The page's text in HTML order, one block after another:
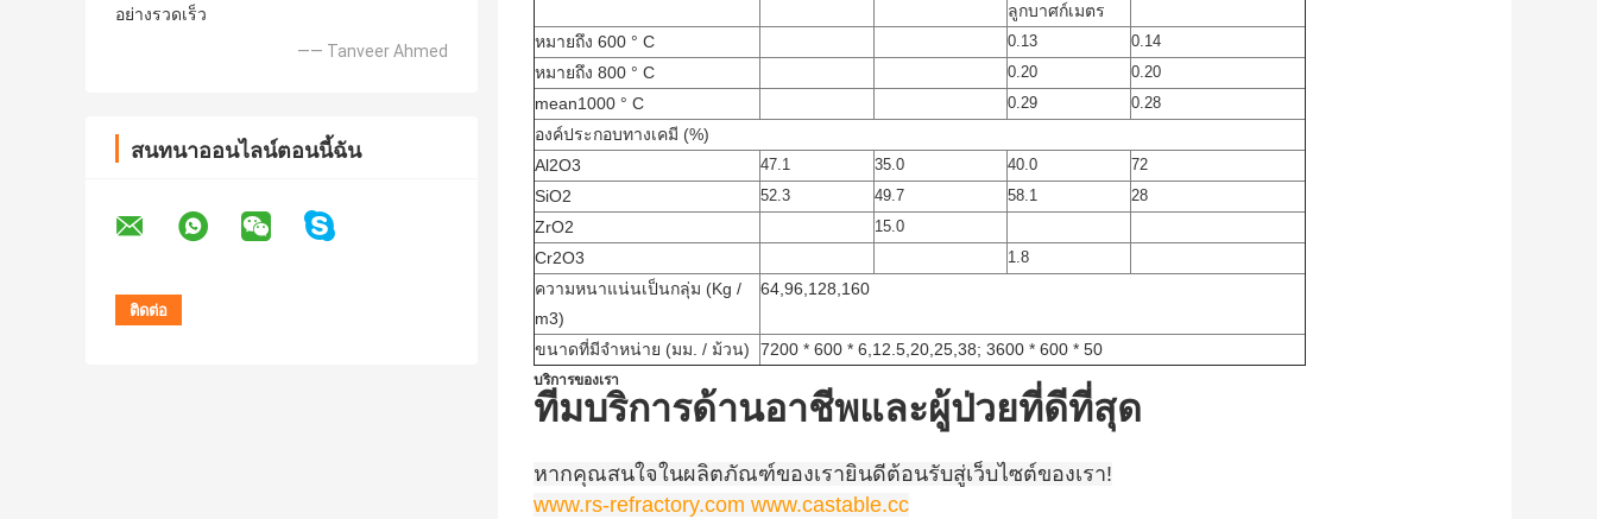
อย่างรวดเร็ว
—— Tanveer Ahmed
สนทนาออนไลน์ตอนนี้ฉัน
ลูกบาศก์เมตร
หมายถึง 600 ° C 0.13 0.14
หมายถึง 800 ° C 0.20 0.20
mean1000 ° C 0.29 0.28
องค์ประกอบทางเคมี (%)
Al2O3
47.1 35.0 40.0 72
SiO2 52.3 49.7 58.1 28
ZrO2 15.0
Cr2O3 1.8
ความหนาแน่นเป็นกลุ่ม (Kg /
m3)
64,96,128,160
ขนาดที่มีจำหน่าย (มม. / ม้วน) 7200 * 600 * 6,12.5,20,25,38; 3600 * 600 * 50
บริการของเรา
ทีมบริการด้านอาชีพและผู้ป่วยที่ดีที่สุด
หากคุณสนใจในผลิตภัณฑ์ของเรายินดีต้อนรับสู่เว็บไซต์ของเรา!
www.rs-refractory.com www.castable.cc